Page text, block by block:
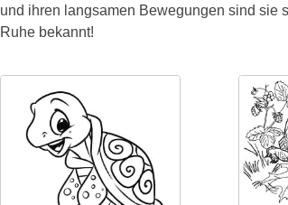
und ihren langsamen Bewegungen sind sie
Ruhe bekannt!